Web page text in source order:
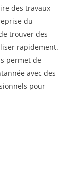
des travaux
du
trouver des
rapidement.
permet de
avec des
pour